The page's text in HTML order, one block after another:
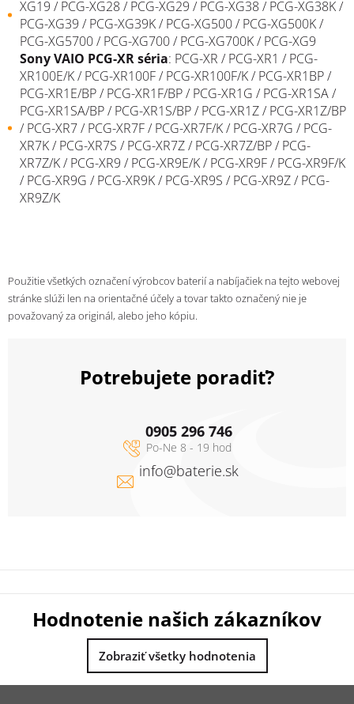
XG19 / PCG-XG28 / PCG-XG29 / PCG-XG38 / PCG-XG38K /
PCG-XG39 / PCG-XG39K / PCG-XG500 / PCG-XG500K /
PCG-XG5700 / PCG-XG700 / PCG-XG700K / PCG-XG9
SonyVAIO PCG-XRséria: PCG-XR / PCG-XR1 / PCG-
XR100E/K / PCG-XR100F / PCG-XR100F/K / PCG-XR1BP /
PCG-XR1E/BP / PCG-XR1F/BP / PCG-XR1G / PCG-XR1SA /
PCG-XR1SA/BP / PCG-XR1S/BP / PCG-XR1Z / PCG-XR1Z/BP
/ PCG-XR7 / PCG-XR7F / PCG-XR7F/K / PCG-XR7G / PCG-
XR7K / PCG-XR7S / PCG-XR7Z / PCG-XR7Z/BP / PCG-
XR7Z/K / PCG-XR9 / PCG-XR9E/K / PCG-XR9F / PCG-XR9F/K
/ PCG-XR9G / PCG-XR9K / PCG-XR9S / PCG-XR9Z / PCG-
XR9Z/K
Použitie všetkých označení výrobcov baterií a nabíjačiek na tejto webovej
stránke slúži len na orientačné účely a tovar takto označený nie je
považovaný za originál, alebo jeho kópiu.
Potrebujete poradiť?
info@baterie.sk
0905 296 746
Hodnotenie našich zákazníkov
Zobraziť všetky hodnotenia
Z